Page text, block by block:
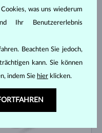
was uns wiederum
Ihr Benutzererlebnis
Beachten Sie jedoch,
kann. Sie können
indem Sie hier klicken.